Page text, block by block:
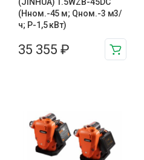
(Hном.-45 м; Qном.-3 м3/
ч; P-1,5 кВт)
35 355 ₽